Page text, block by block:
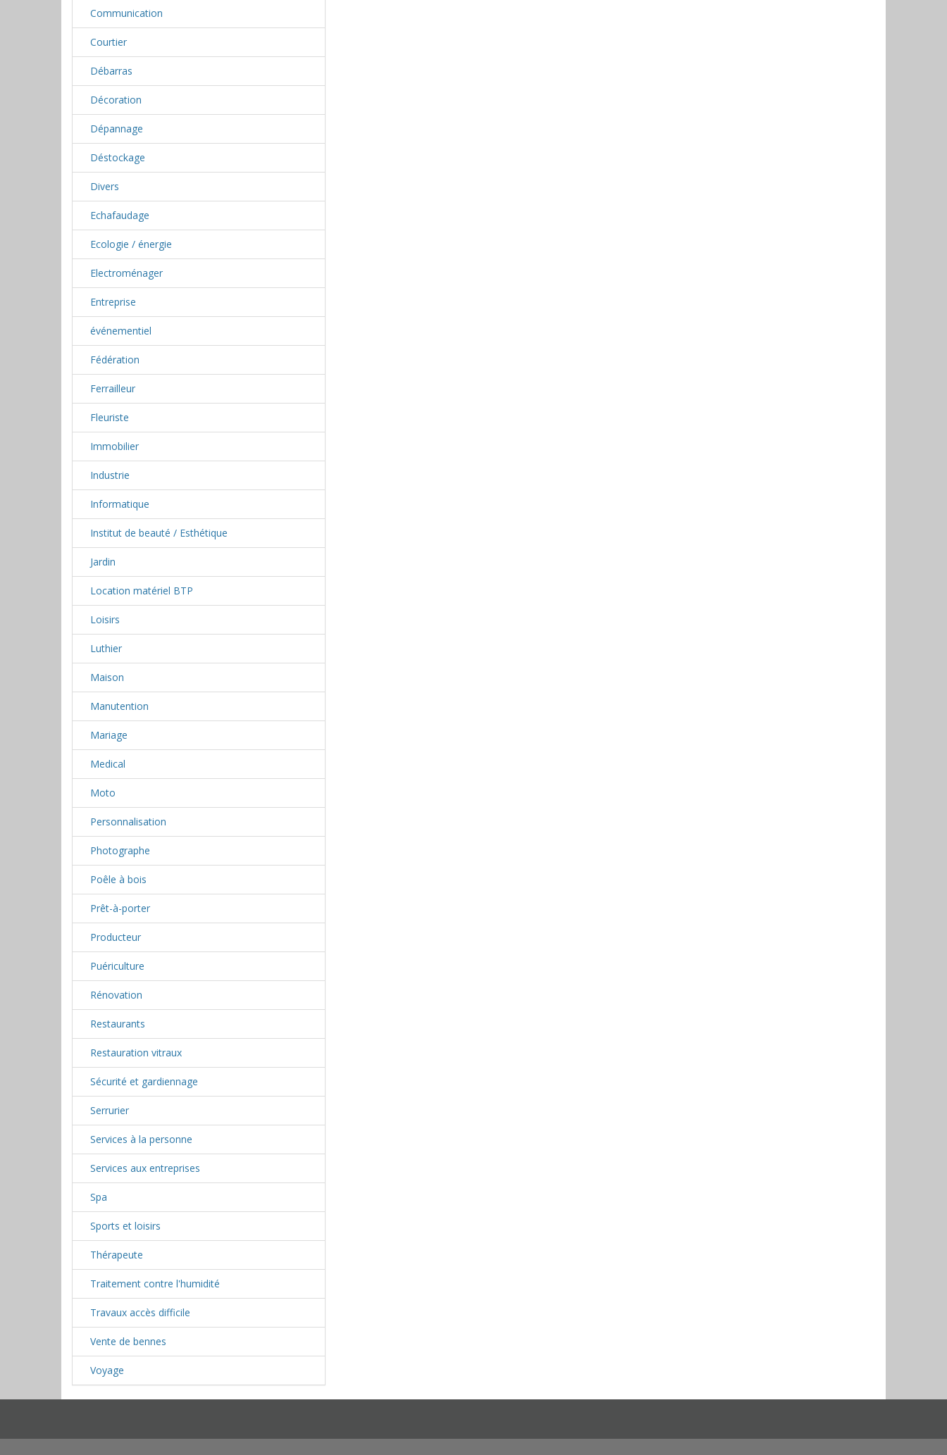
Communication
Courtier
Débarras
Décoration
Dépannage
Déstockage
Divers
Echafaudage
Ecologie / énergie
Electroménager
Entreprise
événementiel
Fédération
Ferrailleur
Fleuriste
Immobilier
Industrie
Informatique
Institut de beauté / Esthétique
Jardin
Location matériel BTP
Loisirs
Luthier
Maison
Manutention
Mariage
Medical
Moto
Personnalisation
Photographe
Poêle à bois
Prêt-à-porter
Producteur
Puériculture
Rénovation
Restaurants
Restauration vitraux
Sécurité et gardiennage
Serrurier
Services à la personne
Services aux entreprises
Spa
Sports et loisirs
Thérapeute
Traitement contre l'humidité
Travaux accès difficile
Vente de bennes
Voyage